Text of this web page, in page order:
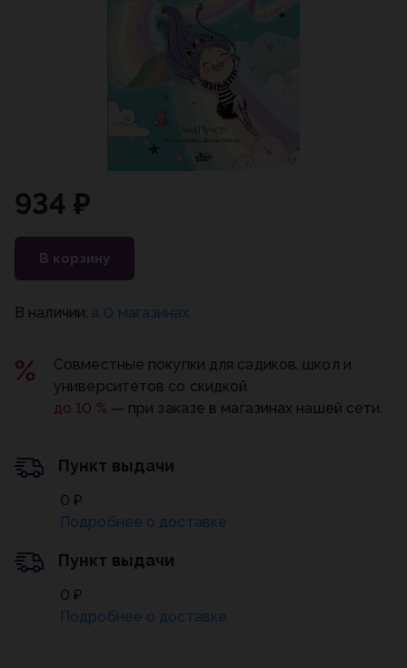
934 ₽
В корзину
В наличии: в 0 магазинах
Совместные покупки для садиков, школ и
университетов со скидкой
до 10 % — при заказе в магазинах нашей сети.
Пункт выдачи
0 ₽
Подробнее о доставке
Пункт выдачи
0 ₽
Подробнее о доставке